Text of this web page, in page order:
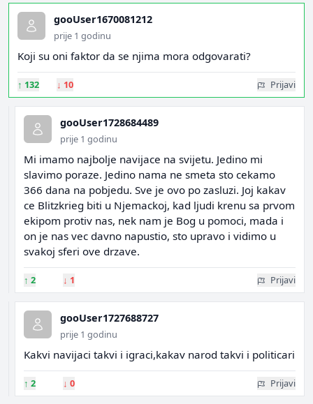
gooUser1670081212
prije 1 godinu
Koji su oni faktor da se njima mora odgovarati?
↑ 132 ↓ 10 Prijavi
gooUser1728684489
prije 1 godinu
Mi imamo najbolje navijace na svijetu. Jedino mi
slavimo poraze. Jedino nama ne smeta sto cekamo
366 dana na pobjedu. Sve je ovo po zasluzi. Joj kakav
ce Blitzkrieg biti u Njemackoj, kad ljudi krenu sa prvom
ekipom protiv nas, nek nam je Bog u pomoci, mada i
on je nas vec davno napustio, sto upravo i vidimo u
svakoj sferi ove drzave.
↑ 2 ↓ 1 Prijavi
gooUser1727688727
prije 1 godinu
Kakvi navijaci takvi i igraci,kakav narod takvi i politicari
↑ 2 ↓ 0 Prijavi